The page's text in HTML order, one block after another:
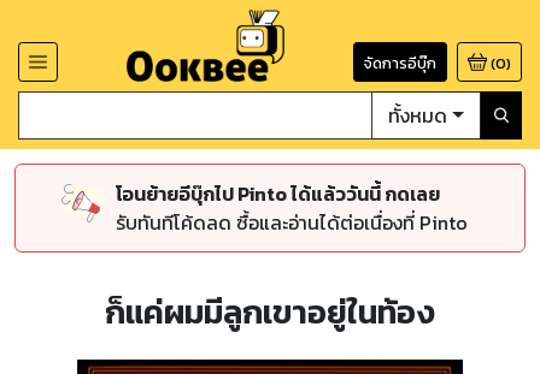
จัดการอีบุ๊ก (0)
ทั้งหมด
โอนย้ายอีบุ๊กไป Pinto ได้แล้ววันนี้ กดเลย
รับทันทีโค้ดลด ซื้อและอ่านได้ต่อเนื่องที่ Pinto
ก็แค่ผมมีลูกเขาอยู่ในท้อง